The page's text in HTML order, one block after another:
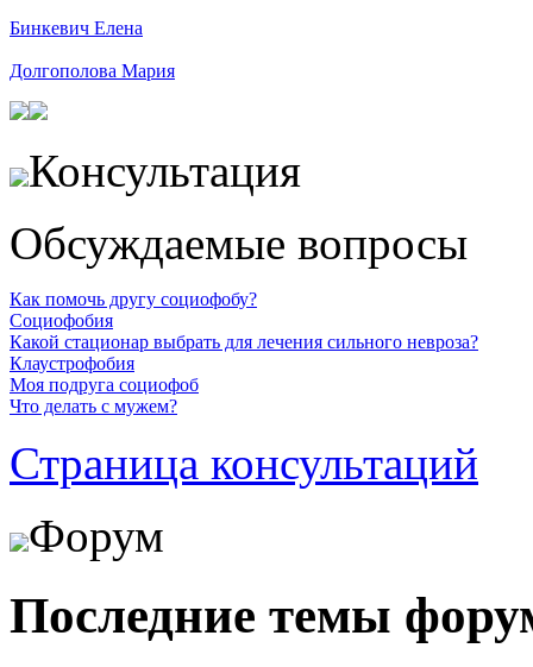
Бинкевич Елена
Долгополова Мария
Консультация
Обсуждаемые вопросы
Как помочь другу социофобу?
Социофобия
Какой стационар выбрать для лечения сильного невроза?
Клаустрофобия
Моя подруга социофоб
Что делать с мужем?
Страница консультаций
Форум
Последние темы